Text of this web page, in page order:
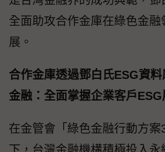
全面助攻合作金庫在綠色金融
展。
合作金庫透過鄧白氏ESG資
金融：全面掌握企業客戶
在金管會「綠色金融行動方案